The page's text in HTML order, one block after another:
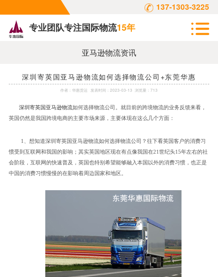
137-1303-3225
专业团队专注国际物流15年
亚马逊物流资讯
深圳寄英国亚马逊物流如何选择物流公司+东莞华惠
作者： 华惠货运 发表时间： 2023-03-13 浏览量：713
深圳寄英国亚马逊物流如何选择物流公司。就目前的跨境物流的业务反馈来看，
英国仍然是我国跨境电商的主要市场来源，主要体现在这么几个方面：
1、想知道深圳寄英国亚马逊物流如何选择物流公司？往下看英国客户的消费习
惯受到互联网和我国的影响；其实英国地区现在有点像我国在21世纪头15年左右的社
会阶段，互联网的快速普及，英国也特别希望能够融入本国以外的消费习惯，也正是
中国的消费习惯慢慢的在影响着周边国家和地区。